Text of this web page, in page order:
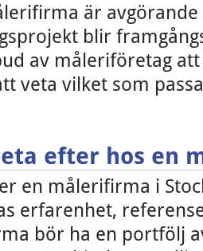
är
blir
av måleriföretag
veta vilket som
efter hos en
en målerifirma i
erfarenhet,
bör ha en portfölj